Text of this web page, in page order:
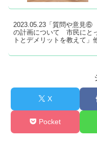
2023.05.23「質問や意見⑥
の計画について 市民にと
トとデメリットを教えて」
X
Pocket